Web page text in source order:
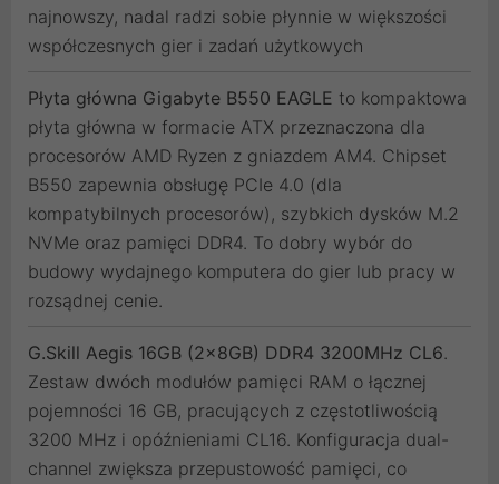
najnowszy, nadal radzi sobie płynnie w większości
współczesnych gier i zadań użytkowych
Płyta główna Gigabyte B550 EAGLE to kompaktowa
płyta główna w formacie ATX przeznaczona dla
procesorów AMD Ryzen z gniazdem AM4. Chipset
B550 zapewnia obsługę PCIe 4.0 (dla
kompatybilnych procesorów), szybkich dysków M.2
NVMe oraz pamięci DDR4. To dobry wybór do
budowy wydajnego komputera do gier lub pracy w
rozsądnej cenie.
G.Skill Aegis 16GB (2x8GB) DDR4 3200MHz CL6.
Zestaw dwóch modułów pamięci RAM o łącznej
pojemności 16 GB, pracujących z częstotliwością
3200 MHz i opóźnieniami CL16. Konfiguracja dual-
channel zwiększa przepustowość pamięci, co